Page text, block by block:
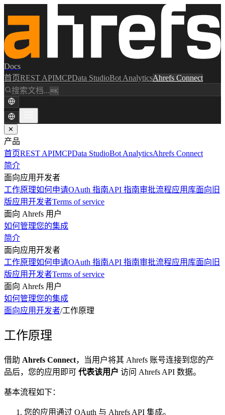
Docs
首页REST APIMCPData StudioBot AnalyticsAhrefs Connect
搜索文档...⌘K
✕
产品
首页REST APIMCPData StudioBot AnalyticsAhrefs Connect
简介
面向应用开发者
工作原理如何申请OAuth 指南API 指南审批流程应用库面向旧
版应用开发者Terms of service
面向 Ahrefs 用户
如何管理您的集成
简介
面向应用开发者
工作原理如何申请OAuth 指南API 指南审批流程应用库面向旧
版应用开发者Terms of service
面向 Ahrefs 用户
如何管理您的集成
面向应用开发者/工作原理
工作原理
借助 Ahrefs Connect，当用户将其 Ahrefs 账号连接到您的产
品后，您的应用即可 代表该用户 访问 Ahrefs API 数据。
基本流程如下：
您的应用通过 OAuth 与 Ahrefs API 集成。